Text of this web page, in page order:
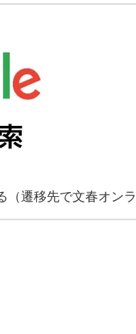
（遷移先で文春オンラ